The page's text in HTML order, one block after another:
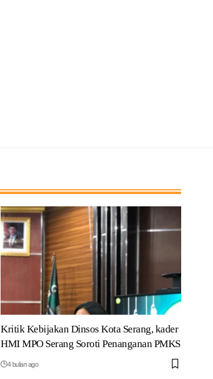
Kritik Kebijakan Dinsos Kota Serang, kader
HMI MPO Serang Soroti Penanganan PMKS
4 bulan ago